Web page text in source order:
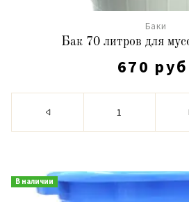
Баки
Бак 70 литров для
670
В наличии